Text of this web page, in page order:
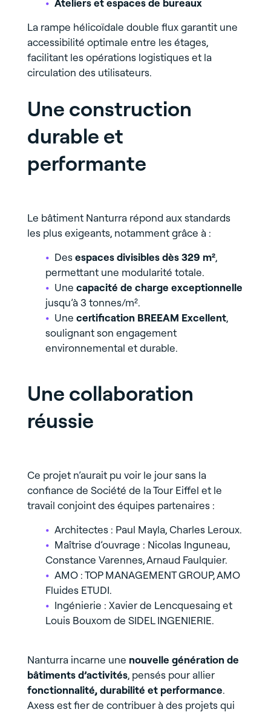
Ateliers et espaces de bureaux
La rampe hélicoïdale double flux garantit une
accessibilité optimale entre les étages,
facilitant les opérations logistiques et la
circulation des utilisateurs.
Une construction
durable et
performante
Le bâtiment Nanturra répond aux standards
les plus exigeants, notamment grâce à :
Desespaces divisibles dès 329 m²,
permettant une modularité totale.
Une capacité de charge exceptionnelle
jusqu’à 3 tonnes/m².
Une certification BREEAM Excellent,
soulignant son engagement
environnemental et durable.
Une collaboration
réussie
Ce projet n’aurait pu voir le jour sans la
confiance de Société de la Tour Eiffel et le
travail conjoint des équipes partenaires :
Architectes : Paul Mayla, Charles Leroux.
Maîtrise d’ouvrage : Nicolas Inguneau,
Constance Varennes, Arnaud Faulquier.
AMO : TOP MANAGEMENT GROUP, AMO
Fluides ETUDI.
Ingénierie : Xavier de Lencquesaing et
Louis Bouxom de SIDEL INGENIERIE.
Nanturra incarne une nouvelle génération de
bâtiments d’activités, pensés pour allier
fonctionnalité, durabilité et performance.
Axess est fier de contribuer à des projets qui